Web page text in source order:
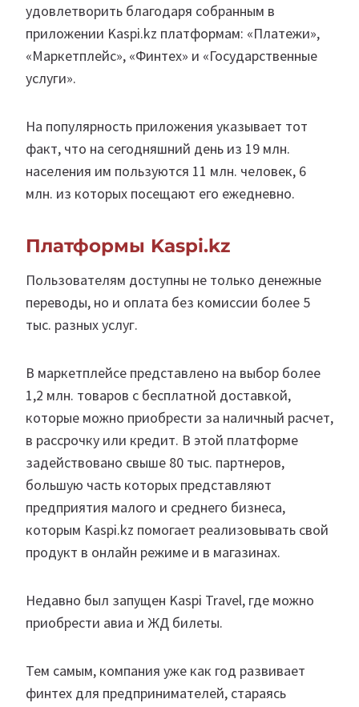
удовлетворить благодаря собранным в
приложении Kaspi.kz платформам: «Платежи»,
«Маркетплейс», «Финтех» и «Государственные
услуги».
На популярность приложения указывает тот
факт, что на сегодняшний день из 19 млн.
населения им пользуются 11 млн. человек, 6
млн. из которых посещают его ежедневно.
Платформы Kaspi.kz
Пользователям доступны не только денежные
переводы, но и оплата без комиссии более 5
тыс. разных услуг.
В маркетплейсе представлено на выбор более
1,2 млн. товаров с бесплатной доставкой,
которые можно приобрести за наличный расчет,
в рассрочку или кредит. В этой платформе
задействовано свыше 80 тыс. партнеров,
большую часть которых представляют
предприятия малого и среднего бизнеса,
которым Kaspi.kz помогает реализовывать свой
продукт в онлайн режиме и в магазинах.
Недавно был запущен Kaspi Travel, где можно
приобрести авиа и ЖД билеты.
Тем самым, компания уже как год развивает
финтех для предпринимателей, стараясь